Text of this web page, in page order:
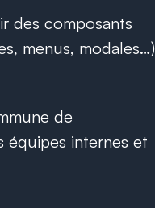
des composants
menus, modales…)
de
équipes internes et